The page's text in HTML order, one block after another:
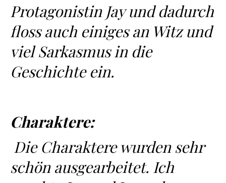
Protagonistin Jay und dadurch
floss auch einiges an Witz und
viel Sarkasmus in die
Geschichte ein.
Charaktere:
Die Charaktere wurden sehr
schön ausgearbeitet. Ich